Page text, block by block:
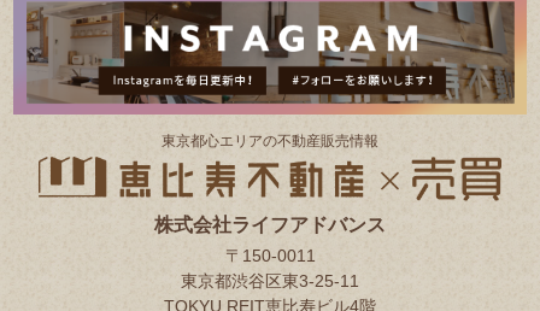
東京都⼼エリアの不動産販売情報
株式会社ライフアドバンス
〒150-0011
東京都渋谷区東3-25-11
TOKYU REIT恵比寿ビル4階